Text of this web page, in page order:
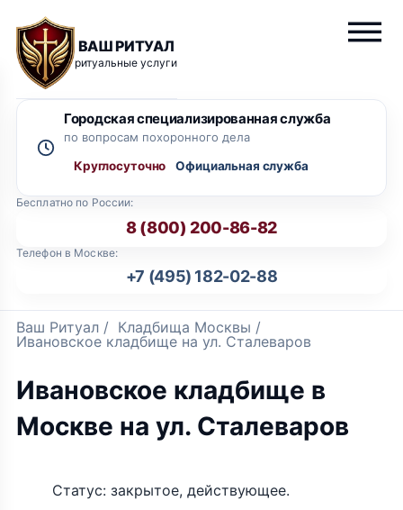
ВАШ РИТУАЛ
ритуальные услуги
Бесплатно по России:
8 (800) 200-86-82
Телефон в Москве:
+7 (495) 182-02-88
Городская специализированная служба
по вопросам похоронного дела
Круглосуточно
Ваш Ритуал / Кладбища Москвы /
Ивановское кладбище на ул. Сталеваров
Ивановское кладбище в
Москве на ул. Сталеваров
Статус: закрытое, действующее.